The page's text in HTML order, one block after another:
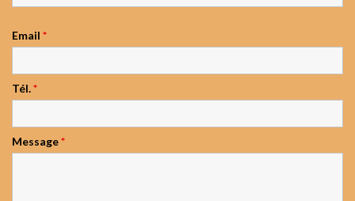
Email *
Tél.*
Message*